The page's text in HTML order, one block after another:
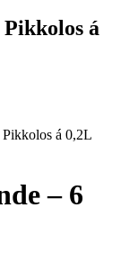
á
á 0,2L
– 6